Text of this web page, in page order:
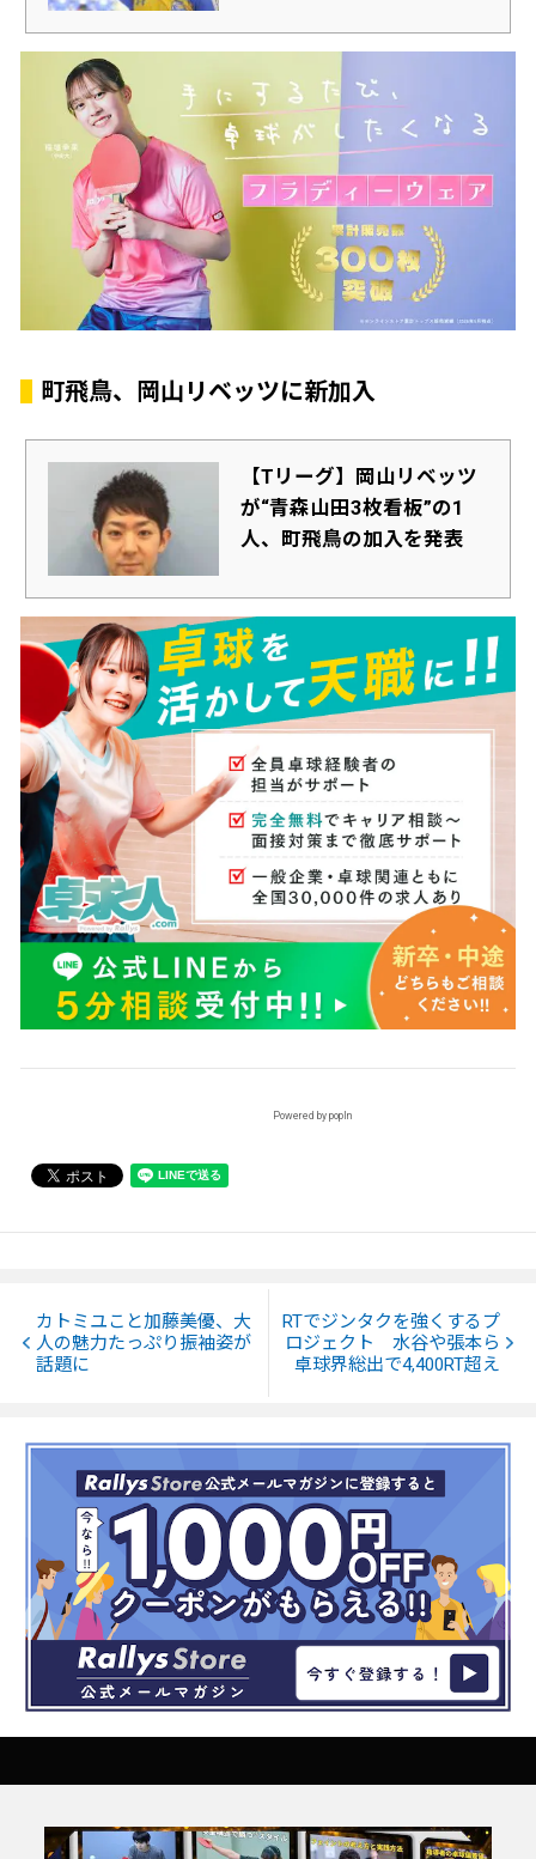
町飛鳥、岡山リベッツに新加入
【Tリーグ】岡山リベッツ
が“青森山田3枚看板”の1
人、町飛鳥の加入を発表
Powered by popIn
カトミユこと加藤美優、大
人の魅力たっぷり振袖姿が
話題に
RTでジンタクを強くするプ
ロジェクト 水谷や張本ら
卓球界総出で4,400RT超え